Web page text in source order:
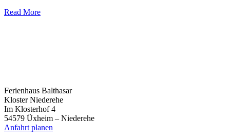
Read More
Ferienhaus Balthasar
Kloster Niederehe
Im Klosterhof 4
54579 Üxheim – Niederehe
Anfahrt planen